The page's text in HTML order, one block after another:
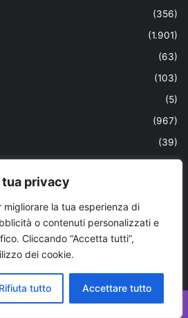
tua privacy
la tua esperienza di
o contenuti personalizzati e
Cliccando “Accetta tutti”,
dei cookie.
Rifiuta tutto Accettare tutto
(356)
(1.901)
(63)
(103)
(5)
(967)
(39)
(29)